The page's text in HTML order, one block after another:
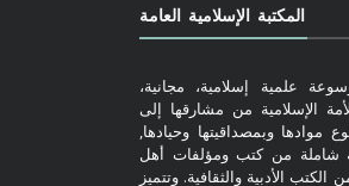
المكتبة الإسلامية العامة
علمية إسلامية، مجانية،
الإسلامية من مشارقها إلى
موادها وبمصداقيتها وحيادها,
شاملة من كتب ومؤلفات أهل
الأدبية والثقافية. وتتميز